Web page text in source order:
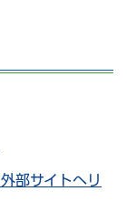
部サイトへリ